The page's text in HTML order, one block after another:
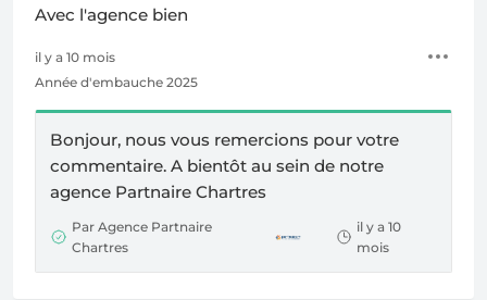
Avec l'agence bien
il y a 10 mois
Année d'embauche 2025
Bonjour, nous vous remercions pour votre
commentaire. A bientôt au sein de notre
agence Partnaire Chartres
Par Agence Partnaire
Chartres
il y a 10
mois